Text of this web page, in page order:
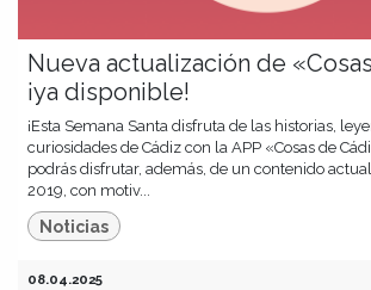
Nueva actualización de
¡ya disponible!
¡Esta Semana Santa disfruta de las historias,
curiosidades de Cádiz con la APP «Cosas de
podrás disfrutar, además, de un contenido
2019, con motiv...
Noticias
08.04.2025